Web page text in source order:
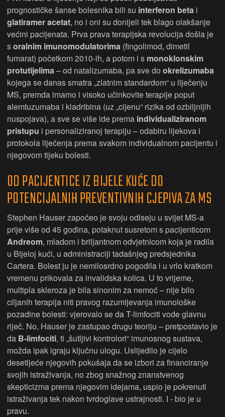
prognostičke šanse bolesnika bili su interferon beta i
glatiramer acetat, no i oni su donijeli tek blago olakšanje
većini pacijenata. Prva prava terapijska revolucija došla je
soralnim imunomodulatorima (fingolimod, dimetil
fumarat) početkom 2010-ih, a potom i s monoklonskim
protutijelima– od natalizumaba, pa sve do okrelizumaba
kojega se danas smatra „zlatnim standardom“ u liječenju
MS, premda imamo i visoko učinkovite terapije poput
alemtuzumaba i kladribina (uz „cijenu“ rizika od ozbiljnijih
nuspojava), a sve se više ide prema individualiziranom
pristupu i personaliziranoj terapiju – odabiru lijekova i
protokola liječenja prema svakom individualnom pacijentu i
njegovom tijeku bolesti.
OD PACIJENTICE IZ BIJELE KUĆE DO
POTENCIJALNIH PREVENTIVNIH CJEPIVA ZA MS
Stephen Hauser započeo je svoju odiseju u svijet MS-a
prije više od 45 godina, potaknut susretom s pacijenticom
Andreom, mladom i briljantnom odvjetnicom koja je radila
u Bijeloj kući, u administraciji tadašnjeg predsjednika
Cartera. Bolest ju je nemilosrdno pogodila i u vrlo kratkom
vremenu prikovala za invalidska kolica. U to vrijeme,
multipla skleroza je bila sinonim za nemoć – nije bilo
ciljanih terapija niti pravog razumijevanja imunološke
pozadine bolesti: vjerovalo se da T-limfociti vode glavnu
riječ. No, Hauser je zastupao drugu teoriju – pretpostavio je
da B-limfociti, ti „šutljivi kontrolori“ imunosnog sustava,
možda ipak igraju ključnu ulogu. Uslijedilo je cijelo
desetljeće njegovih pokušaja da se izbori za financiranje
svojih istraživanja, no zbog snažnog znanstvenog
skepticizma prema njegovim idejama, uspio je pokrenuti
istraživanja tek nakon tvrdoglave ustrajnosti. I - bio je u
pravu.